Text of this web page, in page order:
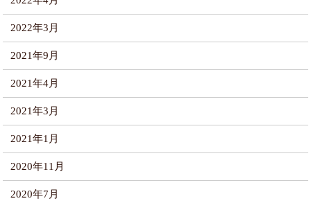
2022年3月
2021年9月
2021年4月
2021年3月
2021年1月
2020年11月
2020年7月